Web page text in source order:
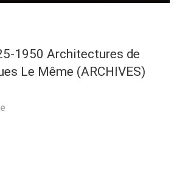
1950 Architectures de
Le Même (ARCHIVES)